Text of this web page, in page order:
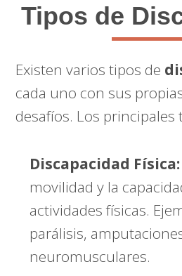
Tipos de
Existen varios tipos de
cada uno con sus
desafíos. Los principales
Discapacidad Física:
movilidad y la
actividades físicas.
parálisis,
neuromusculares.